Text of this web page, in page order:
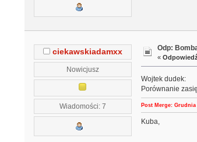
ciekawskiadamxx
Nowicjusz
Wiadomości: 7
Odp:
«
Wojtek dudek:
Porównanie
Post Merge: Grudnia
Kuba,